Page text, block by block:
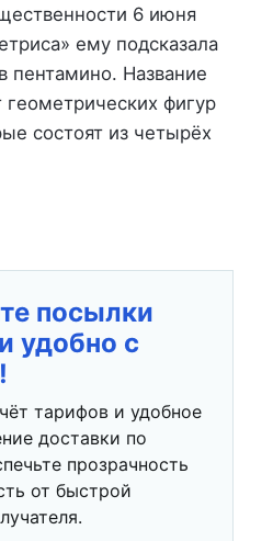
6 июня
ему подсказала
пентамино. Название
геометрических фигур
состоят из четырёх
посылки
удобно с
тарифов и удобное
доставки по
прозрачность
от быстрой